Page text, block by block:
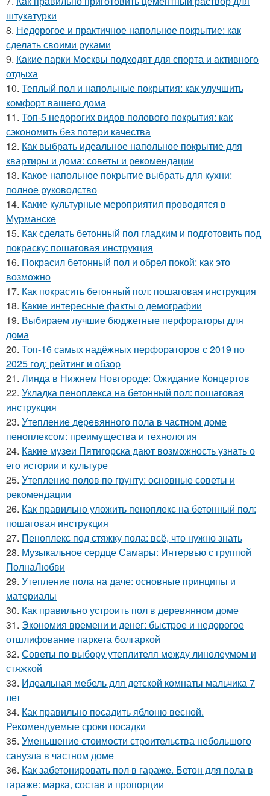
штукатурки
8. Недорогое и практичное напольное покрытие: как
сделать своими руками
9. Какие парки Москвы подходят для спорта и активного
отдыха
10. Теплый пол и напольные покрытия: как улучшить
комфорт вашего дома
11. Топ-5 недорогих видов полового покрытия: как
сэкономить без потери качества
12. Как выбрать идеальное напольное покрытие для
квартиры и дома: советы и рекомендации
13. Какое напольное покрытие выбрать для кухни:
полное руководство
14. Какие культурные мероприятия проводятся в
Мурманске
15. Как сделать бетонный пол гладким и подготовить под
покраску: пошаговая инструкция
16. Покрасил бетонный пол и обрел покой: как это
возможно
17. Как покрасить бетонный пол: пошаговая инструкция
18. Какие интересные факты о демографии
19. Выбираем лучшие бюджетные перфораторы для
дома
20. Топ-16 самых надёжных перфораторов с 2019 по
2025 год: рейтинг и обзор
21. Линда в Нижнем Новгороде: Ожидание Концертов
22. Укладка пеноплекса на бетонный пол: пошаговая
инструкция
23. Утепление деревянного пола в частном доме
пеноплексом: преимущества и технология
24. Какие музеи Пятигорска дают возможность узнать о
его истории и культуре
25. Утепление полов по грунту: основные советы и
рекомендации
26. Как правильно уложить пеноплекс на бетонный пол:
пошаговая инструкция
27. Пеноплекс под стяжку пола: всё, что нужно знать
28. Музыкальное сердце Самары: Интервью с группой
ПолнаЛюбви
29. Утепление пола на даче: основные принципы и
материалы
30. Как правильно устроить пол в деревянном доме
31. Экономия времени и денег: быстрое и недорогое
отшлифование паркета болгаркой
32. Советы по выбору утеплителя между линолеумом и
стяжкой
33. Идеальная мебель для детской комнаты мальчика 7
лет
34. Как правильно посадить яблоню весной.
Рекомендуемые сроки посадки
35. Уменьшение стоимости строительства небольшого
санузла в частном доме
36. Как забетонировать пол в гараже. Бетон для пола в
гараже: марка, состав и пропорции